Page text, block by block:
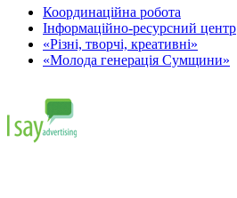
Координаційна робота
Інформаційно-ресурсний центр
«Різні, творчі, креативні»
«Молода генерація Сумщини»